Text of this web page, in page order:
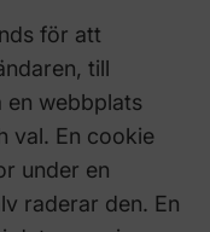
för att
till
en webbplats
val. En cookie
under en
raderar den. En